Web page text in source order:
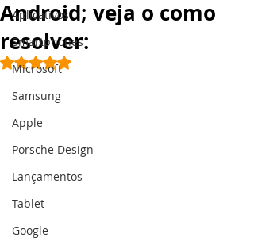
Aplicativos
Smartphones
Microsoft
Samsung
Apple
Porsche Design
Lançamentos
Tablet
Google
Android; veja o como
resolver:
Avaliado com NaN de 5 estrelas.